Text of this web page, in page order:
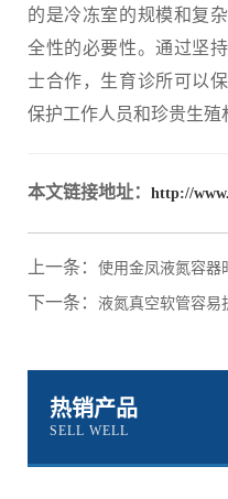
的是冷冻室的规模和复
全性的必要性。通过坚
士合作，生育诊所可以
保护工作人员和珍贵生殖
本文链接地址： http://
上一条： 使用金凤液氮容器
下一条： 液氮真空软管容易
热销产品
SELL WELL